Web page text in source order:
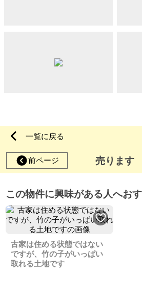
一覧に戻る
前ページ 売ります
この物件に興味がある人へお
古家は住める状態ではない
ですが、竹の子がいっぱい
取れる土地です